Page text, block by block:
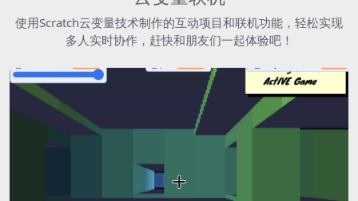
使用Scratch云变量技术制作的互动项目和联机功能，轻松实现
多人实时协作，赶快和朋友们一起体验吧！